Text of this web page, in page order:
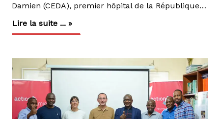
Damien (CEDA), premier hôpital de la République démocratique du Congo dédié à la prise en charge hospitalière de la tuberculose pharmacorésistante (TB-PR), a marqué sa présence lors des 1ères Journées de Pneumologie de la RDC, organisées à Kinshasa par la Société Congolaise de Pneumologie (SOCOP) autour du thème « La pneumologie au carrefour des spécialités ».Une étude conjointe sur la co-infection TB-PR et COVID-19Aux côtés des médecins superviseurs nationaux d'Action Damien, le personnel du CEDA a présenté les résultats d'une étude intitulée « Co-infection tuberculose pharmacorésistante et COVID-19, un couple pas si alarmant qu'attendu : à propos de 15 patients au CTCO-CEDA à Kinshasa ». Menée entre juin 2020 et décembre 2021 au Centre de Traitement COVID-19 (CTCO) du CEDA, cette étude descriptive transversale visait à déterminer les enjeux cliniques des patients atteints de TB-PR ayant contracté la COVID-19 pendant leur traitement.Des résultats encourageantsL'étude a porté sur 15 patients atteints à la fois de TB-PR et de COVID-19, âgés de 20 à 55 ans (âge moyen de 38 ans), dont 9 présentaient une tuberculose multirésistante (TB-MR).12 patients (92 %) ont guéri1 patient (8 %) est décédéContrairement aux craintes initiales, la co-infection TB-PRundefinedCOVID-19 n'a pas entraîné une mortalité aussi élevée qu'anticipé. Les auteurs recommandent toutefois la réalisation d'une méta-analyse afin d'explorer plus en profondeur ces résultats prometteurs.Un engagement scientifique et humainLa participation du CEDA à cet événement témoigne de son engagement dans la recherche scientifique et de son rôle central dans la lutte contre la tuberculose pharmacorésistante en RDC. Elle s'inscrit pleinement dans la vision de la SOCOP, qui souhaite faire de la pneumologie un carrefour des spécialités, favorisant les échanges scientifiques au service de la santé respiratoire.Action Damien continue, à travers le CEDA, de placer la recherche et la qualité des soins au cœur de sa mission pour un monde sans tuberculose.Agir,c'est contagieux !
Lire la suite ... »